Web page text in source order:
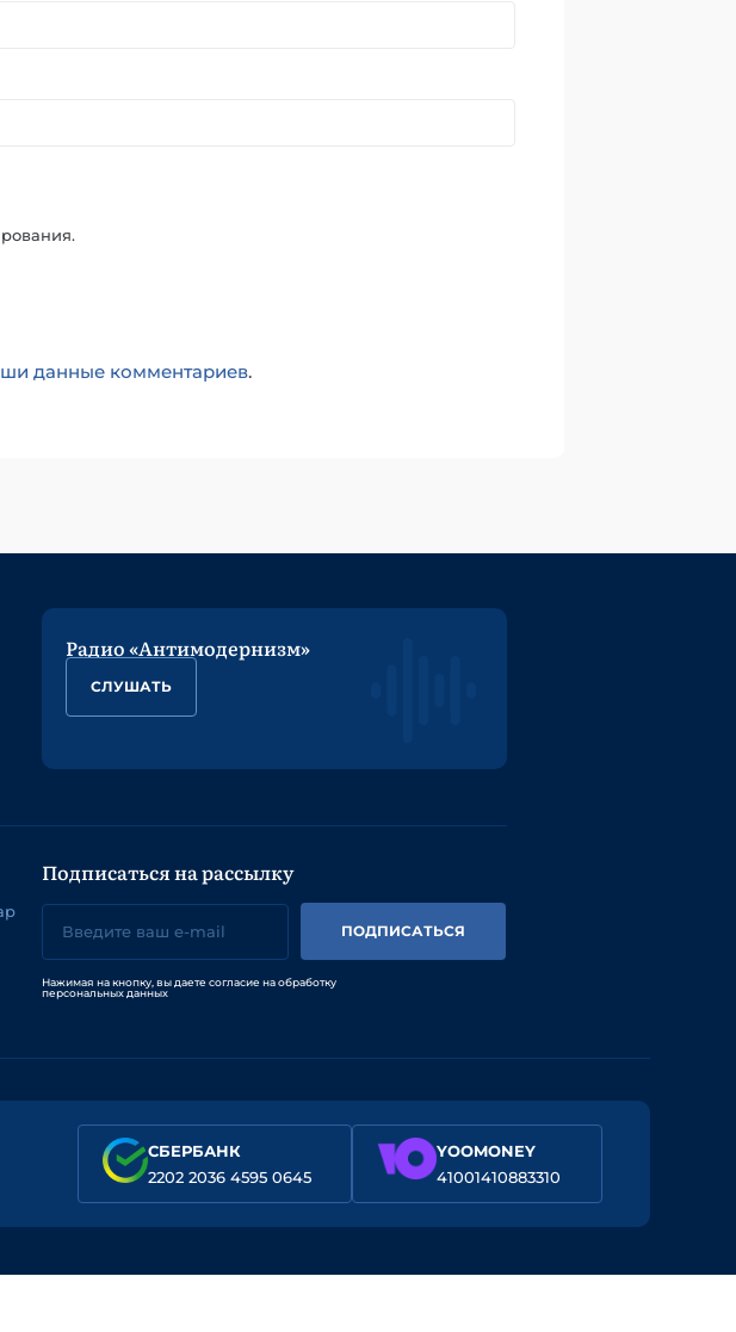
данные комментариев.
Радио «Антимодернизм»
СЛУШАТЬ
Подписаться на рассылку
ПОДПИСАТЬСЯ
Нажимая на кнопку, вы даете согласие на обработку
персональных данных
СБЕРБАНК
2202 2036 4595 0645
YOOMONEY
41001410883310